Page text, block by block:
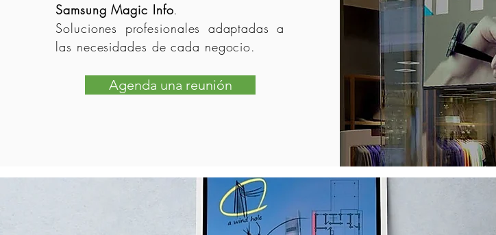
Samsung Magic Info.
Soluciones profesionales adaptadas a
las necesidades de cada negocio.
Agenda una reunión